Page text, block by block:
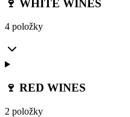
🍷 WHITE WINES
4 položky
🍷 RED WINES
2 položky